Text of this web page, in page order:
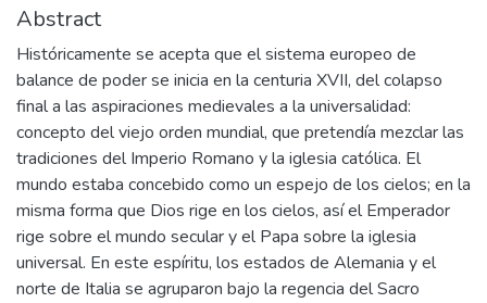
Abstract
Históricamente se acepta que el sistema europeo de
balance de poder se inicia en la centuria XVII, del colapso
final a las aspiraciones medievales a la universalidad:
concepto del viejo orden mundial, que pretendía mezclar las
tradiciones del Imperio Romano y la iglesia católica. El
mundo estaba concebido como un espejo de los cielos; en la
misma forma que Dios rige en los cielos, así el Emperador
rige sobre el mundo secular y el Papa sobre la iglesia
universal. En este espíritu, los estados de Alemania y el
norte de Italia se agruparon bajo la regencia del Sacro